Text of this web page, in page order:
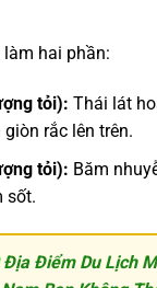
làm hai phần:
tỏi): Thái lát
rắc lên trên.
tỏi): Băm
sốt.
Địa Điểm Du Lịch